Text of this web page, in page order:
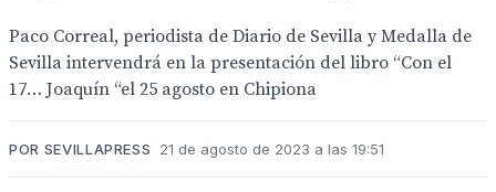
Paco Correal, periodista de Diario de Sevilla y Medalla de
Sevilla intervendrá en la presentación del libro “Con el
17… Joaquín “el 25 agosto en Chipiona
POR SEVILLAPRESS 21 de agosto de 2023 a las 19:51